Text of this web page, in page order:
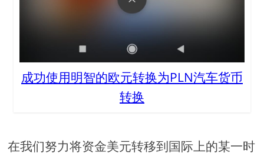
成功使用明智的欧元转换为PLN汽车货币
转换
在我们努力将资金美元转移到国际上的某一时